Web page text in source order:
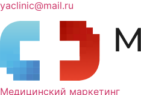
yaclinic@mail.ru
Медицинский маркетинг